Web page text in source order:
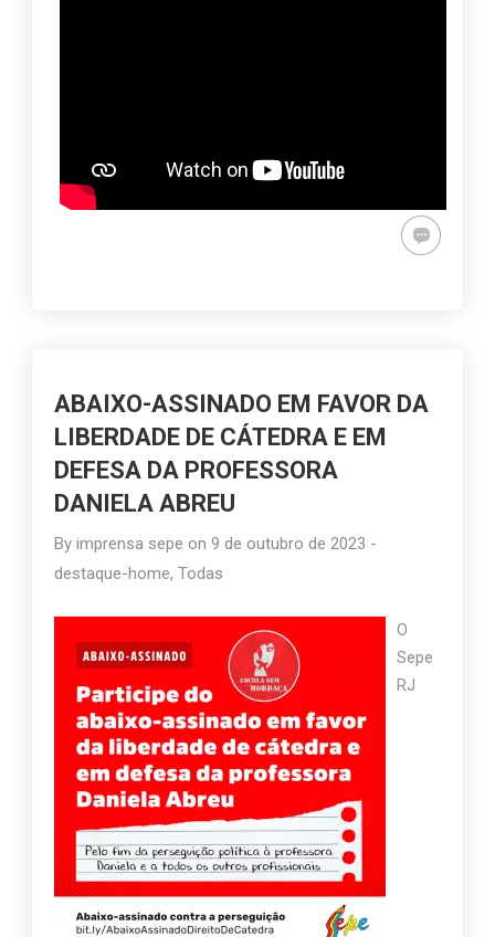
ABAIXO-ASSINADO EM FAVOR DA
LIBERDADE DE CÁTEDRA E EM
DEFESA DA PROFESSORA
DANIELA ABREU
Byimprensa sepe on9 de outubro de 2023 -
destaque-home,Todas
O
Sepe
RJ